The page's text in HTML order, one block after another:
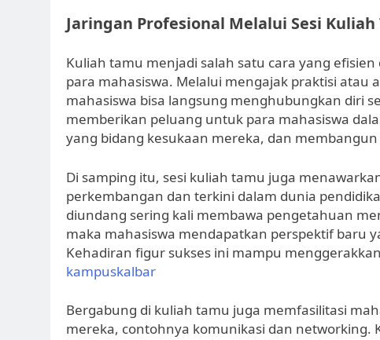
Jaringan Profesional Melalui Sesi Kuliah
Kuliah tamu menjadi salah satu cara yang
para mahasiswa. Melalui mengajak praktisi atau
mahasiswa bisa langsung menghubungkan diri
memberikan peluang untuk para mahasiswa
yang bidang kesukaan mereka, dan
Di samping itu, sesi kuliah tamu juga
perkembangan dan terkini dalam dunia
diundang sering kali membawa pengetahuan
maka mahasiswa mendapatkan perspektif baru
Kehadiran figur sukses ini mampu
kampuskalbar
Bergabung di kuliah tamu juga memfasilitasi
mereka, contohnya komunikasi dan